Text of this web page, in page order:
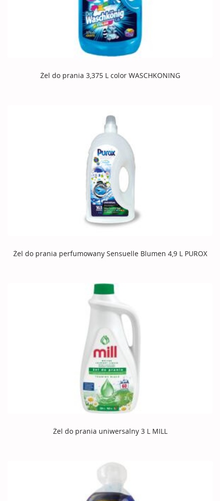
Żel do prania 3,375 L color WASCHKONING
Żel do prania perfumowany Sensuelle Blumen 4,9 L PUROX
Żel do prania uniwersalny 3 L MILL